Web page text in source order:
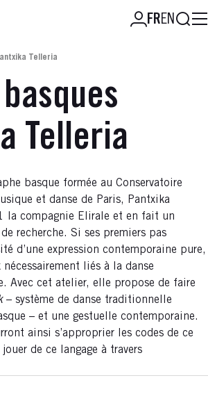
FREN
Telleria
Telleria
basque formée au Conservatoire
et danse de Paris, Pantxika
la compagnie Elirale et en fait un
recherche. Si ses premiers pas
d’une expression contemporaine pure,
nécessairement liés à la danse
Avec cet atelier, elle propose de faire
– système de danse traditionnelle
– et une gestuelle contemporaine.
ainsi s’approprier les codes de ce
de ce langage à travers